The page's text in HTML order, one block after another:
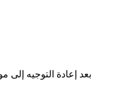
بعد إعادة التوجيه إلى